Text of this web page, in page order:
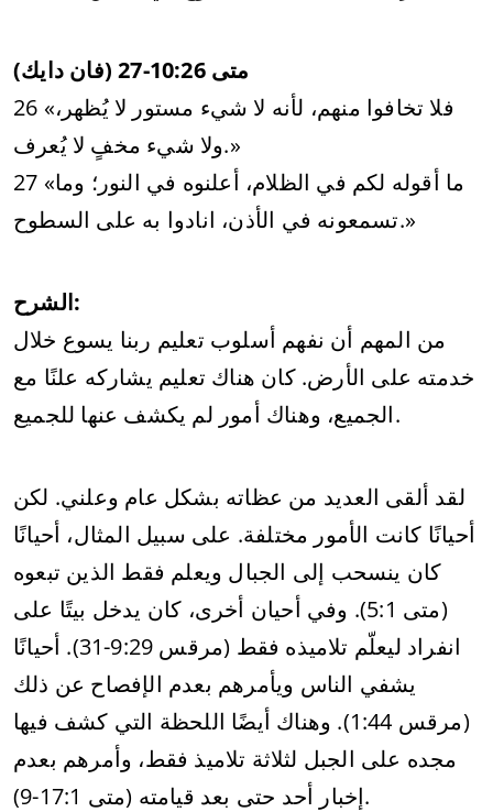
متى 10:26-27 (فان دايك)
26 «فلا تخافوا منهم، لأنه لا شيء مستور لا يُظهر،
ولا شيء مخفٍ لا يُعرف.»
27 «ما أقوله لكم في الظلام، أعلنوه في النور؛ وما
تسمعونه في الأذن، انادوا به على السطوح.»
الشرح:
من المهم أن نفهم أسلوب تعليم ربنا يسوع خلال
خدمته على الأرض. كان هناك تعليم يشاركه علنًا مع
الجميع، وهناك أمور لم يكشف عنها للجميع.
لقد ألقى العديد من عظاته بشكل عام وعلني. لكن
أحيانًا كانت الأمور مختلفة. على سبيل المثال، أحيانًا
كان ينسحب إلى الجبال ويعلم فقط الذين تبعوه
(متى 5:1). وفي أحيان أخرى، كان يدخل بيتًا على
انفراد ليعلّم تلاميذه فقط (مرقس 9:29-31). أحيانًا
يشفي الناس ويأمرهم بعدم الإفصاح عن ذلك
(مرقس 1:44). وهناك أيضًا اللحظة التي كشف فيها
مجده على الجبل لثلاثة تلاميذ فقط، وأمرهم بعدم
إخبار أحد حتى بعد قيامته (متى 17:1-9).